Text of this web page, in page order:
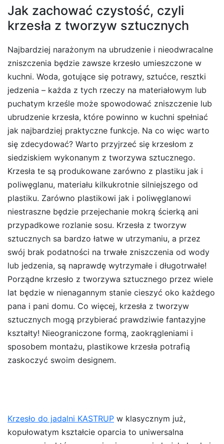
Jak zachować czystość, czyli
krzesła z tworzyw sztucznych
Najbardziej narażonym na ubrudzenie i nieodwracalne
zniszczenia będzie zawsze krzesło umieszczone w
kuchni. Woda, gotujące się potrawy, sztućce, resztki
jedzenia – każda z tych rzeczy na materiałowym lub
puchatym krześle może spowodować zniszczenie lub
ubrudzenie krzesła, które powinno w kuchni spełniać
jak najbardziej praktyczne funkcje. Na co więc warto
się zdecydować? Warto przyjrzeć się krzesłom z
siedziskiem wykonanym z tworzywa sztucznego.
Krzesła te są produkowane zarówno z plastiku jak i
poliwęglanu, materiału kilkukrotnie silniejszego od
plastiku. Zarówno plastikowi jak i poliwęglanowi
niestraszne będzie przejechanie mokrą ścierką ani
przypadkowe rozlanie sosu. Krzesła z tworzyw
sztucznych sa bardzo łatwe w utrzymaniu, a przez
swój brak podatności na trwałe zniszczenia od wody
lub jedzenia, są naprawdę wytrzymałe i długotrwałe!
Porządne krzesło z tworzywa sztucznego przez wiele
lat będzie w nienagannym stanie cieszyć oko każdego
pana i pani domu. Co więcej, krzesła z tworzyw
sztucznych mogą przybierać prawdziwie fantazyjne
kształty! Nieograniczone formą, zaokrągleniami i
sposobem montażu, plastikowe krzesła potrafią
zaskoczyć swoim designem.
Krzesło do jadalni KASTRUP w klasycznym już,
kopułowatym kształcie oparcia to uniwersalna